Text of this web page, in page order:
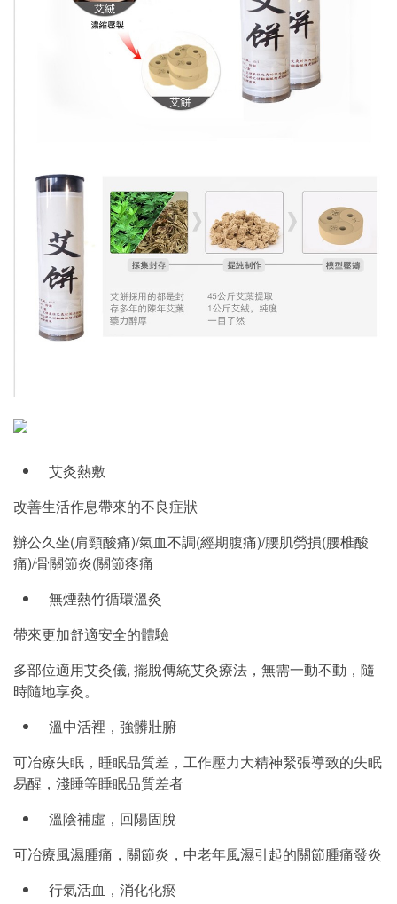
艾灸熱敷
改善生活作息帶來的不良症狀
辦公久坐(肩頸酸痛)/氣血不調(經期腹痛)/腰肌勞損(腰椎酸
痛)/骨關節炎(關節疼痛
無煙熱竹循環溫灸
帶來更加舒適安全的體驗
多部位適用艾灸儀, 擺脫傳統艾灸療法，無需一動不動，隨
時隨地享灸。
溫中活裡，強髒壯腑
可冶療失眠，睡眠品質差，工作壓力大精神緊張導致的失眠
易醒，淺睡等睡眠品質差者
溫陰補虛，回陽固脫
可冶療風濕腫痛，關節炎，中老年風濕引起的關節腫痛發炎
行氣活血，消化化瘀